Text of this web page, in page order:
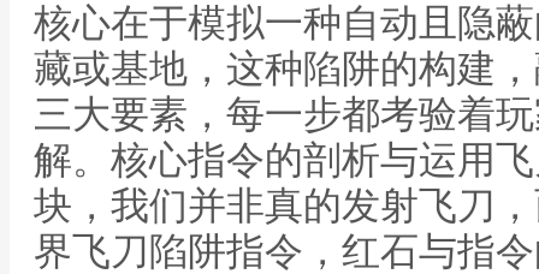
核心在于模拟一种自动且隐
藏或基地，这种陷阱的构建
三大要素，每一步都考验着
解。核心指令的剖析与运用
块，我们并非真的发射飞刀
界飞刀陷阱指令，红石与指